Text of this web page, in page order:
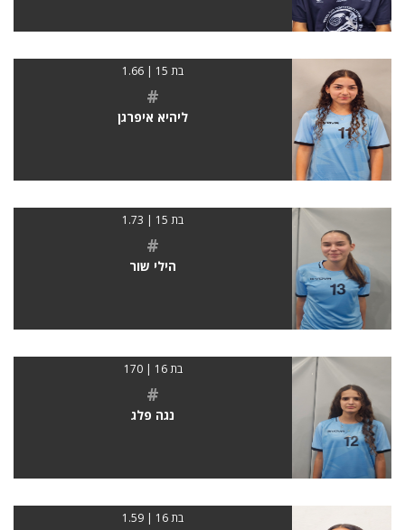
בת 15 | 1.66
#
ליהיא איפרגן
בת 15 | 1.73
#
הילי שור
בת 16 | 170
#
נגה פלג
בת 16 | 1.59